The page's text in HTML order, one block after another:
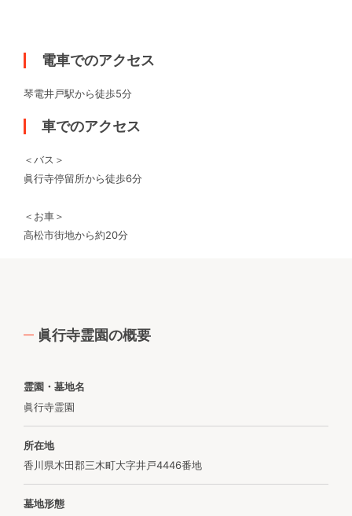
電車でのアクセス
琴電井戸駅から徒歩5分
車でのアクセス
＜バス＞
眞行寺停留所から徒歩6分
＜お車＞
高松市街地から約20分
眞行寺霊園の概要
霊園・墓地名
眞行寺霊園
所在地
香川県木田郡三木町大字井戸4446番地
墓地形態